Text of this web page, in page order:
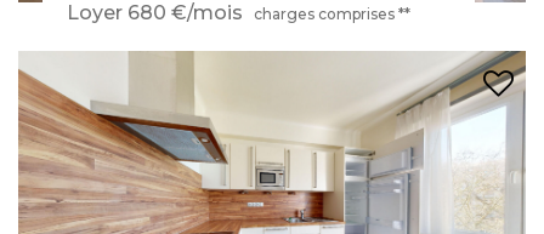
Loyer 680 €/mois charges comprises **